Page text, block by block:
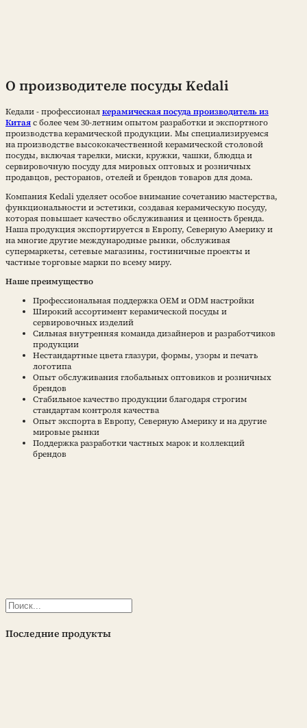
О производителе посуды Kedali
Кедали - профессионалкерамическая посуда производитель из
Китаяс более чем 30-летним опытом разработки и экспортного
производства керамической продукции. Мы специализируемся
на производстве высококачественной керамической столовой
посуды, включая тарелки, миски, кружки, чашки, блюдца и
сервировочную посуду для мировых оптовых и розничных
продавцов, ресторанов, отелей и брендов товаров для дома.
Компания Kedali уделяет особое внимание сочетанию мастерства,
функциональности и эстетики, создавая керамическую посуду,
которая повышает качество обслуживания и ценность бренда.
Наша продукция экспортируется в Европу, Северную Америку и
на многие другие международные рынки, обслуживая
супермаркеты, сетевые магазины, гостиничные проекты и
частные торговые марки по всему миру.
Наше преимущество
Профессиональная поддержка OEM и ODM настройки
Широкий ассортимент керамической посуды и
сервировочных изделий
Сильная внутренняя команда дизайнеров и разработчиков
продукции
Нестандартные цвета глазури, формы, узоры и печать
логотипа
Опыт обслуживания глобальных оптовиков и розничных
брендов
Стабильное качество продукции благодаря строгим
стандартам контроля качества
Опыт экспорта в Европу, Северную Америку и на другие
мировые рынки
Поддержка разработки частных марок и коллекций
брендов
Поиск
Последние продукты